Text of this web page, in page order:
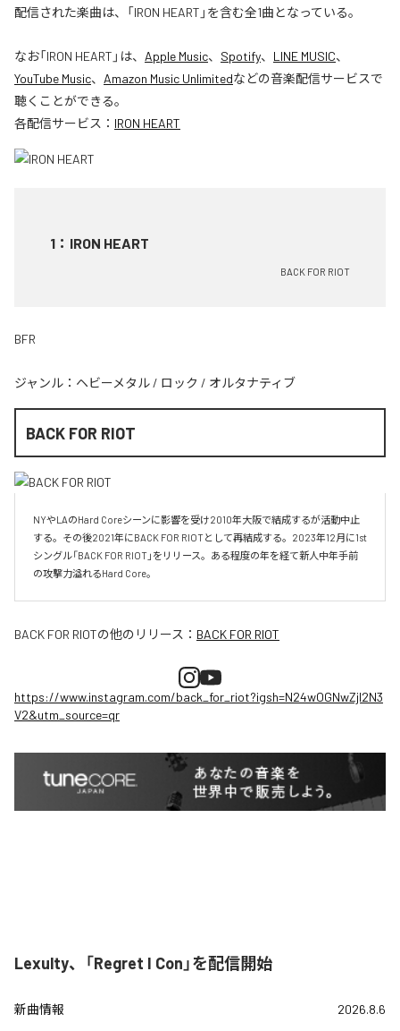
配信された楽曲は、「IRON HEART」を含む全1曲となっている。
なお「IRON HEART 」は、 Apple Music、 Spotify、 LINE MUSIC、
YouTube Music、 Amazon Music Unlimitedなどの音楽配信サービスで
聴くことができる。
各配信サービス： IRON HEART
1 ： IRON HEART
BACK FOR RIOT
BFR
ジャンル： ヘビーメタル / ロック / オルタナティブ
BACK FOR RIOT
NYやLAのHard Coreシーンに影響を受け2010年大阪で結成するが活動中止
する。その後2021年にBACK FOR RIOTとして再結成する。2023年12月に1st
シングル「BACK FOR RIOT」をリリース。ある程度の年を経て新人中年手前
の攻撃力溢れるHard Core。
BACK FOR RIOTの他のリリース： BACK FOR RIOT
https://www.instagram.com/back_for_riot?igsh=N24wOGNwZjI2N3
V2&utm_source=qr
Lexulty、「Regret I Con」を配信開始
新曲情報 2026.8.6